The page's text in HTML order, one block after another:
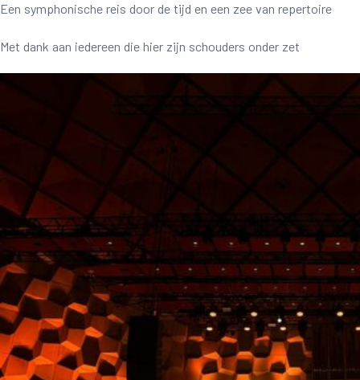
Een symphonische reis door de tijd en een zee van repertoire
Met dank aan iedereen die hier zijn schouders onder zet